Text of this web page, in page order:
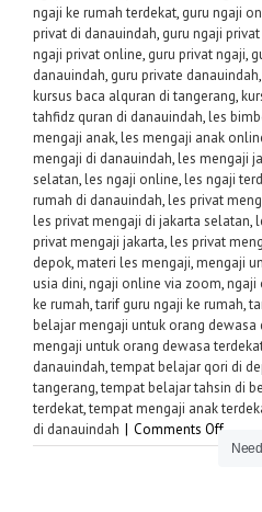
ngaji ke rumah terdekat, guru ngaji
privat di danauindah, guru ngaji
ngaji privat online, guru privat ngaji,
danauindah, guru private danauindah,
kursus baca alquran di tangerang,
tahfidz quran di danauindah,les
mengaji anak,les mengaji anak
mengaji di danauindah,les mengaji
selatan,les ngaji online,les ngaji
rumah di danauindah,les privat
les privat mengaji di jakarta selatan,
privat mengaji jakarta,les privat
depok,materi les mengaji,mengaji
usia dini,ngaji online via zoom,ngaji
ke rumah,tarif guru ngaji ke rumah,
belajar mengaji untuk orang dewasa
mengaji untuk orang dewasa
danauindah,tempat belajar qori di
tangerang,tempat belajar tahsin di
terdekat,tempat mengaji anak
di danauindah
Comments Offon